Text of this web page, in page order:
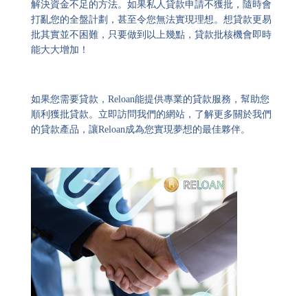
解決資金不足的方法。如果私人貸款申請不獲批，隨時會
打亂您的全盤計劃，甚至令您無法實現理想。想貸款更易
批其實並不困難，只要做到以上幾點，貸款批核機會即時
能大大增加！
如果您需要貸款，Reloan能提供專業的貸款服務，幫助您
順利獲批貸款。立即訪問我們的網站，了解更多關於我們
的貸款產品，讓Reloan成為您實現夢想的最佳夥伴。